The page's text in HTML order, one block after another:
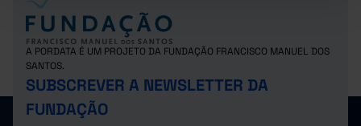
A PORDATA É UM PROJETO DA FUNDAÇÃO FRANCISCO MANUEL DOS
SANTOS.
SUBSCREVER A NEWSLETTER DA
FUNDAÇÃO